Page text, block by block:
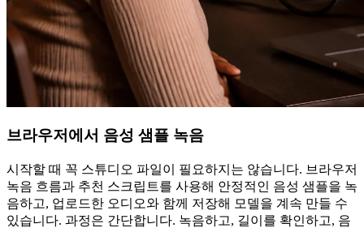
브라우저에서 음성 샘플 녹음
시작할 때 꼭 스튜디오 파일이 필요하지는 않습니다. 브라우저
녹음 흐름과 추천 스크립트를 사용해 안정적인 음성 샘플을 녹
음하고, 업로드한 오디오와 함께 저장해 모델을 계속 만들 수
있습니다. 과정은 간단합니다. 녹음하고, 길이를 확인하고, 음